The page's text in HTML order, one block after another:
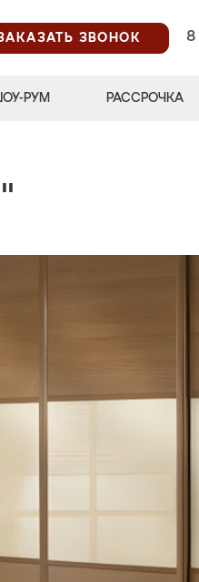
ЗВОНОК
8
РУМ РАССРОЧКА